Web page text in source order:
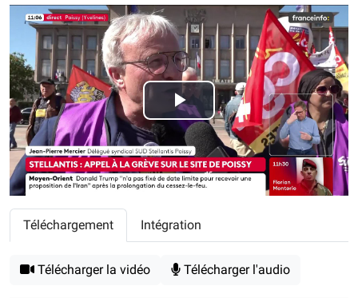
Play
Video
Téléchargement Intégration
Télécharger la vidéo Télécharger l'audio